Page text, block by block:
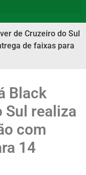
de Cruzeiro do Sul
de faixas para
Black
Sul realiza
com
14